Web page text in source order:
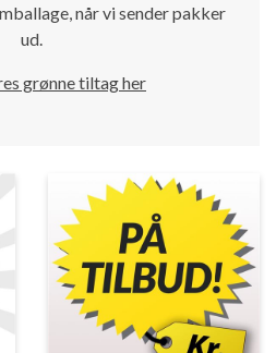
når vi sender pakker
ud.
grønne tiltag her